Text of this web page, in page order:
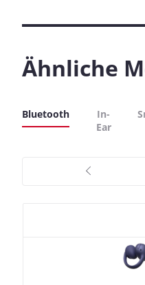
Ähnliche
Bluetooth
In-
Ear